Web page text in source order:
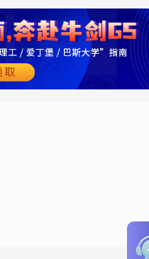
2006年、2007
“曲靖市高中教学